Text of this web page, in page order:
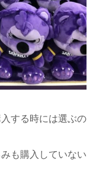
する時には選ぶの
も購入していない